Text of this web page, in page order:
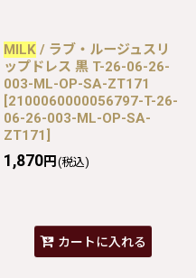
MILK / ラブ・ルージュスリ
ップドレス 黒 T-26-06-26-
003-ML-OP-SA-ZT171
[2100060000056797-T-26-
06-26-003-ML-OP-SA-
ZT171 ]
1,870円 (税込)
カートに入れる